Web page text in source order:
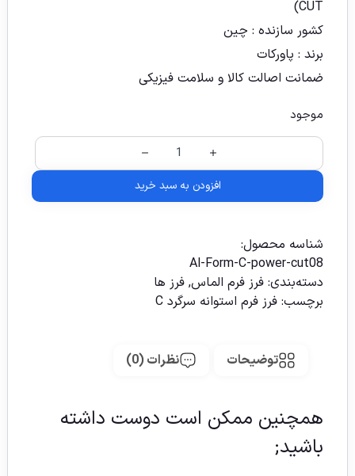
CUT)
کشور سازنده : چین
برند : پاورکات
ضمانت اصالت کالا و سلامت فیزیکی
موجود
افزودن به سبد خرید
شناسه محصول:
Al-Form-C-power-cut08
دسته‌بندی: فرز فرم الماس, فرز ها
برچسب: فرز فرم استوانه سرگرد C
توضیحات نظرات (0)
همچنین ممکن است دوست داشته
باشید;